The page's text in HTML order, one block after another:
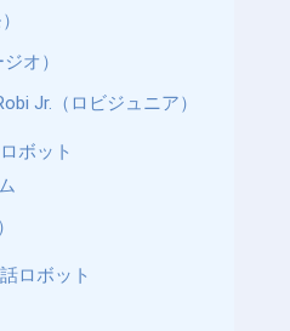
オ）
Jr.（ロビジュニア）
ボット
ロボット